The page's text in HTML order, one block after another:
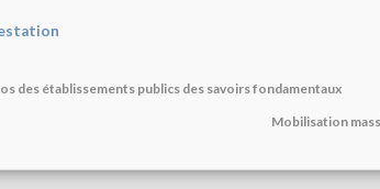
des établissements publics des savoirs fondamentaux
Mobilisation